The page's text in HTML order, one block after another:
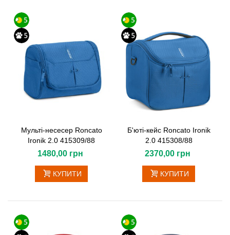
Мульті-несесер Roncato
Ironik 2.0 415309/88
1480,00 грн
КУПИТИ
Б'юті-кейс Roncato Ironik
2.0 415308/88
2370,00 грн
КУПИТИ